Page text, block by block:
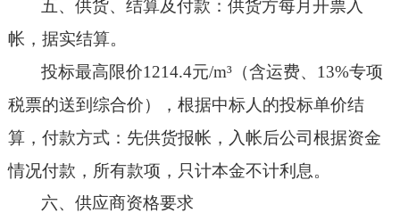
五、供货、结算及付款：供货方每月开票入
帐，据实结算。
投标最高限价1214.4元/m³（含运费、13%专项
税票的送到综合价），根据中标人的投标单价结
算，付款方式：先供货报帐，入帐后公司根据资金
情况付款，所有款项，只计本金不计利息。
六、 供应商资格要求